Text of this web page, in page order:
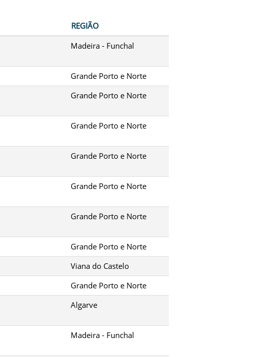
REGIÃO
Madeira - Funchal
Grande Porto e Norte
Grande Porto e Norte
Grande Porto e Norte
Grande Porto e Norte
Grande Porto e Norte
Grande Porto e Norte
Grande Porto e Norte
Viana do Castelo
Grande Porto e Norte
Algarve
Madeira - Funchal